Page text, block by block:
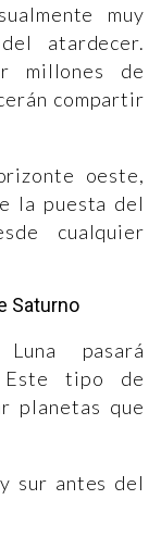
muy
atardecer.
millones de
compartir
oeste,
la puesta del
cualquier
Saturno
pasará
Este tipo de
planetas que
sur antes del